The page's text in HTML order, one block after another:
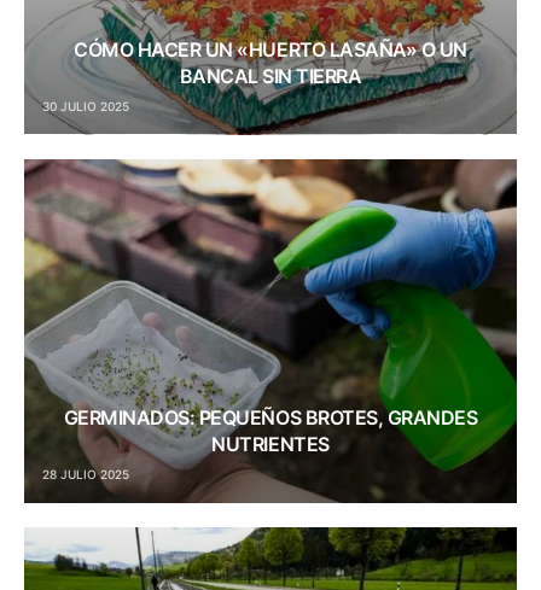
CÓMO HACER UN «HUERTO LASAÑA» O UN
BANCAL SIN TIERRA
30 JULIO 2025
GERMINADOS: PEQUEÑOS BROTES, GRANDES
NUTRIENTES
28 JULIO 2025